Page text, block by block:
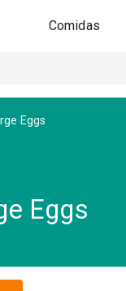
Comidas
Eggs
Eggs